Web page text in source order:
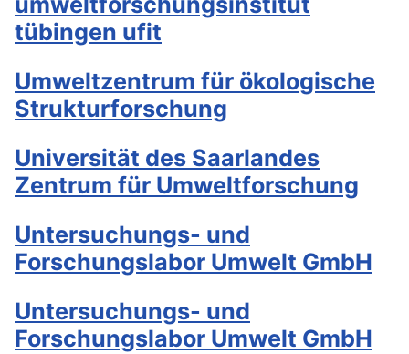
tübingen ufit
Umweltzentrum für ökologische
Strukturforschung
Universität des Saarlandes
Zentrum für Umweltforschung
Untersuchungs- und
Forschungslabor Umwelt GmbH
Untersuchungs- und
Forschungslabor Umwelt GmbH